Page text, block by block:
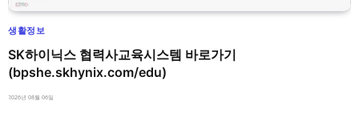
생활정보
SK하이닉스 협력사교육시스템 바로가기
(bpshe.skhynix.com/edu)
2026년 08월 06일